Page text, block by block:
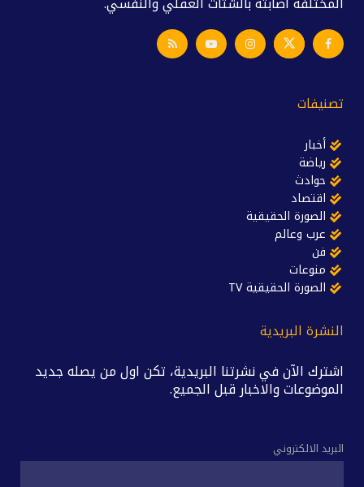
تصنيفات
أخبار
رياضة
حوادث
اقتصاد
الصورة الحقيقية
عرب وعالم
فن
منوعات
الصورة الحقيقية TV
النشرة البريدية
اشترك الآن في نشرتنا البريدية، تكن اول من يصله جديد
الموضوعات والاخبار قبل الجميع.
البريد الالكتروني